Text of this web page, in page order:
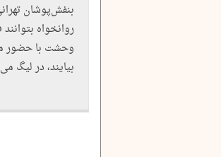
بنفش‌پوشان
روانخواه
وحشت با حضور
بیایند، در لیگ